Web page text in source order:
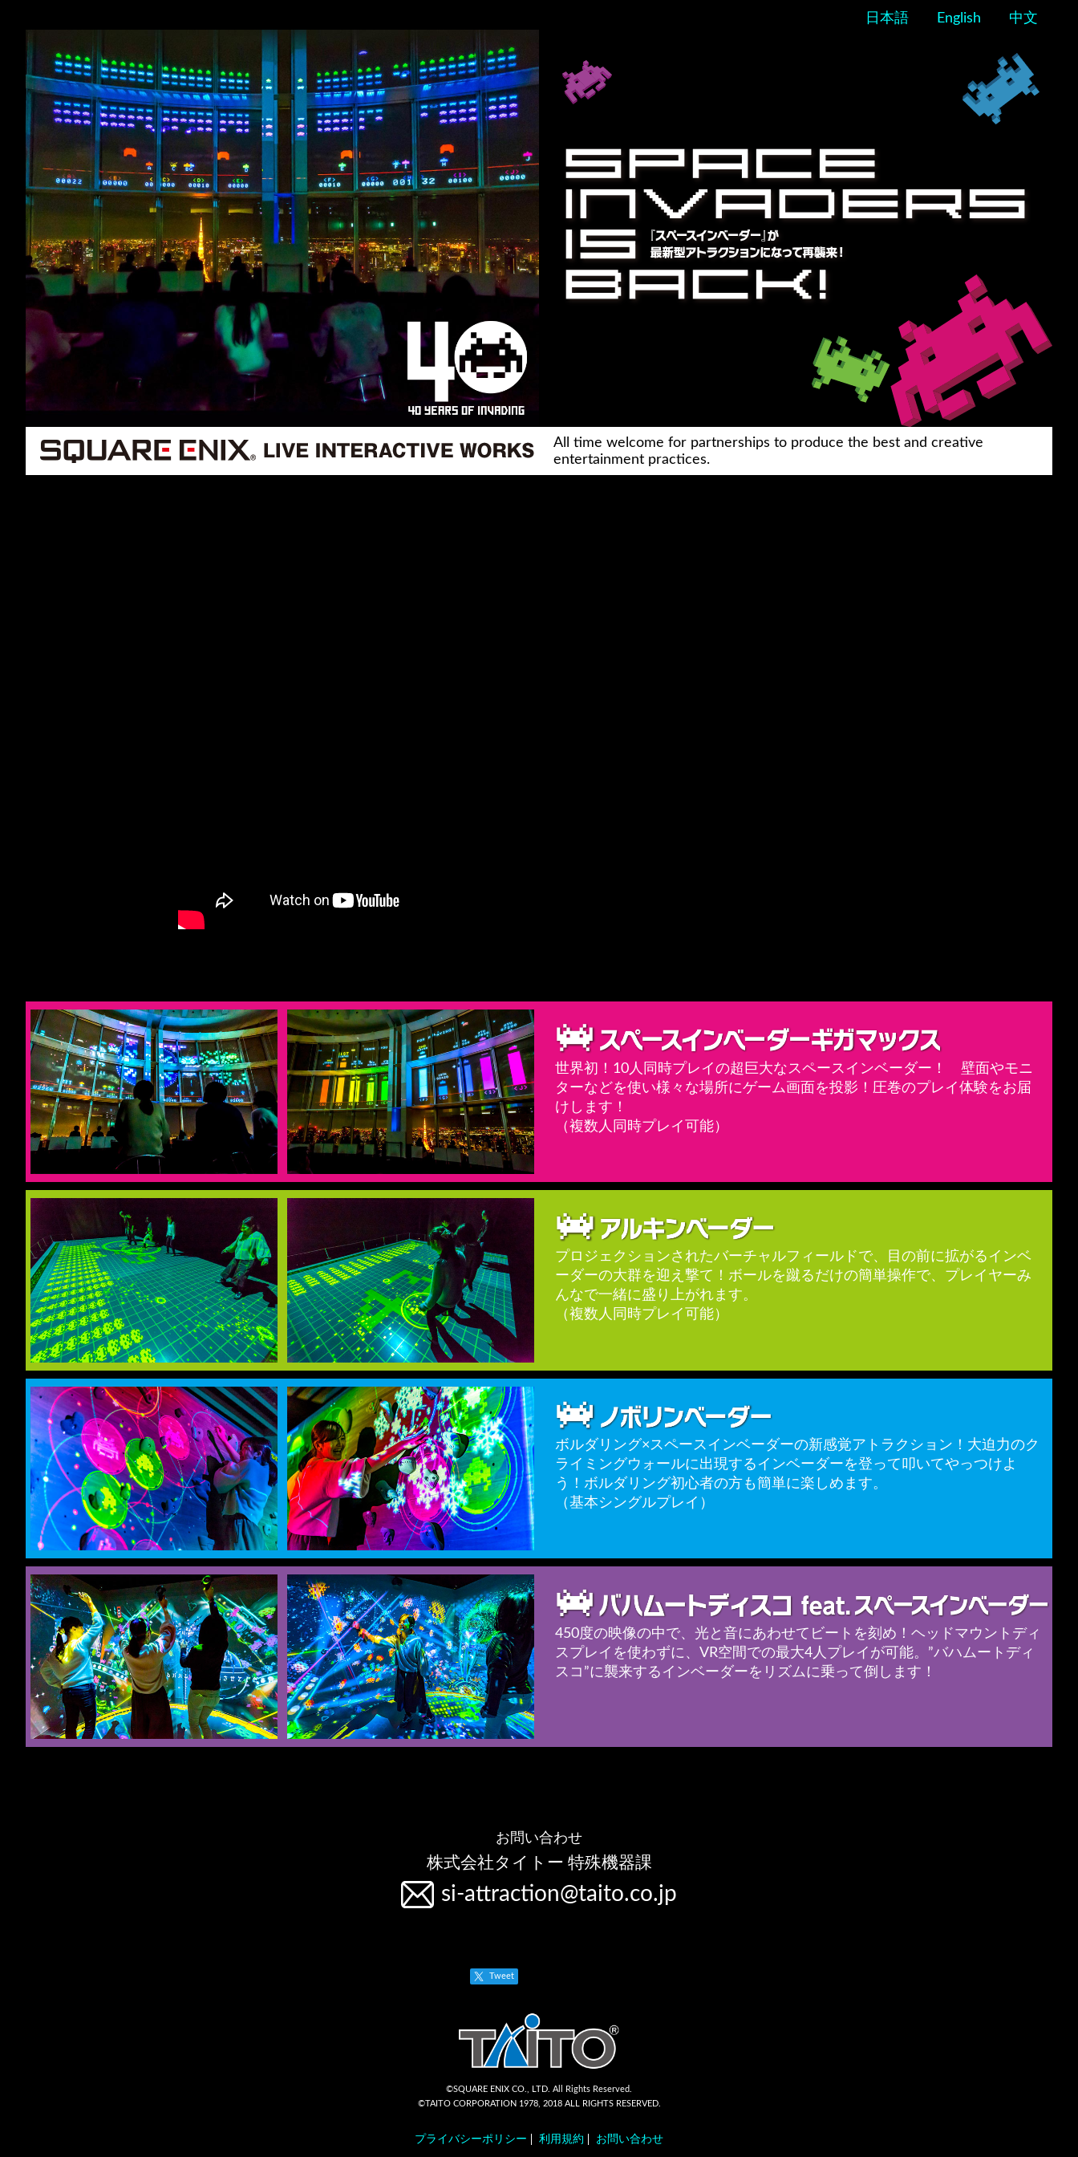
日本語 English 中文
All time welcome for partnerships to produce the best and creative
entertainment practices.
世界初！10人同時プレイの超巨大なスペースインベーダー！ 壁面やモニ
ターなどを使い様々な場所にゲーム画面を投影！圧巻のプレイ体験をお届
けします！
（複数人同時プレイ可能）
プロジェクションされたバーチャルフィールドで、目の前に拡がるインベ
ーダーの大群を迎え撃て！ボールを蹴るだけの簡単操作で、プレイヤーみ
んなで一緒に盛り上がれます。
（複数人同時プレイ可能）
ボルダリング×スペースインベーダーの新感覚アトラクション！大迫力のク
ライミングウォールに出現するインベーダーを登って叩いてやっつけよ
う！ボルダリング初心者の方も簡単に楽しめます。
（基本シングルプレイ）
450度の映像の中で、光と音にあわせてビートを刻め！ヘッドマウントディ
スプレイを使わずに、VR空間での最大4人プレイが可能。”バハムートディ
スコ”に襲来するインベーダーをリズムに乗って倒します！
お問い合わせ
株式会社タイトー 特殊機器課
si-attraction@taito.co.jp
Tweet
©SQUARE ENIX CO., LTD. All Rights Reserved.
©TAITO CORPORATION 1978, 2018 ALL RIGHTS RESERVED.
プライバシーポリシー 利用規約 お問い合わせ